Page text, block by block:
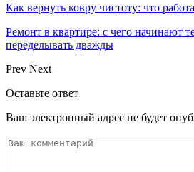
Как вернуть ковру чистоту: что
Ремонт в квартире: с чего начинают
переделывать дважды
Prev Next
Оставьте ответ
Ваш электронный адрес не будет